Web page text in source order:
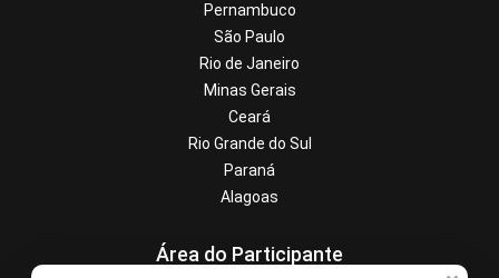
Pernambuco
São Paulo
Rio de Janeiro
Minas Gerais
Ceará
Rio Grande do Sul
Paraná
Alagoas
Área do Participante